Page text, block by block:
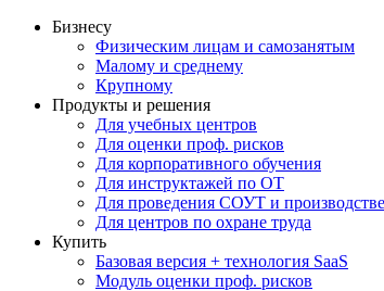
Бизнесу
Физическим лицам и самозанятым
Малому и среднему
Крупному
Продукты и решения
Для учебных центров
Для оценки проф. рисков
Для корпоративного обучения
Для инструктажей по ОТ
Для проведения СОУТ и
Для центров по охране труда
Купить
Базовая версия + технология SaaS
Модуль оценки проф. рисков